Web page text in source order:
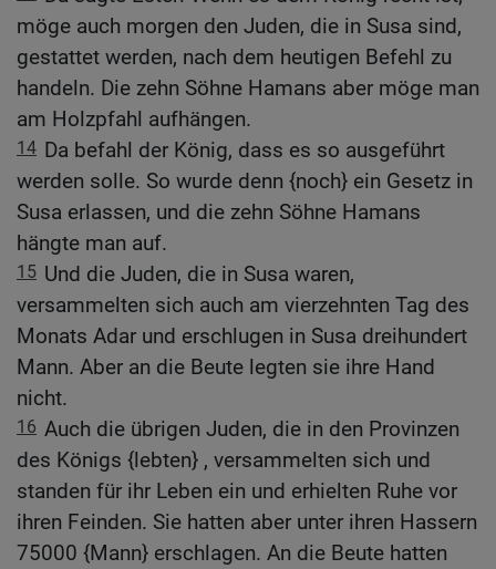
möge auch morgen den Juden, die in Susa sind,
gestattet werden, nach dem heutigen Befehl zu
handeln. Die zehn Söhne Hamans aber möge man
am Holzpfahl aufhängen.
14 Da befahl der König, dass es so ausgeführt
werden solle. So wurde denn {noch} ein Gesetz in
Susa erlassen, und die zehn Söhne Hamans
hängte man auf.
15 Und die Juden, die in Susa waren,
versammelten sich auch am vierzehnten Tag des
Monats Adar und erschlugen in Susa dreihundert
Mann. Aber an die Beute legten sie ihre Hand
nicht.
16 Auch die übrigen Juden, die in den Provinzen
des Königs {lebten} , versammelten sich und
standen für ihr Leben ein und erhielten Ruhe vor
ihren Feinden. Sie hatten aber unter ihren Hassern
75000 {Mann} erschlagen. An die Beute hatten